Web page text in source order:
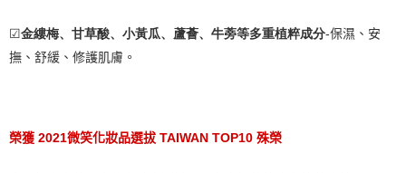
☑金縷梅、甘草酸、小黃瓜、蘆薈、牛蒡等多重植粹成分-保濕、安
撫、舒緩、修護肌膚。
榮獲 2021微笑化妝品選拔 TAIWAN TOP10 殊榮